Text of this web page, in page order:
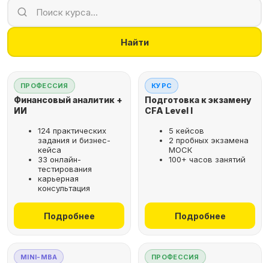
Найти
ПРОФЕССИЯ
Финансовый аналитик +
ИИ
124 практических
задания и бизнес-
кейса
33 онлайн-
тестирования
карьерная
консультация
Подробнее
КУРС
Подготовка к экзамену
CFA Level I
5 кейсов
2 пробных экзамена
МОСК
100+ часов занятий
Подробнее
MINI-MBA ПРОФЕССИЯ